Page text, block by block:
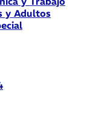
y Adultos